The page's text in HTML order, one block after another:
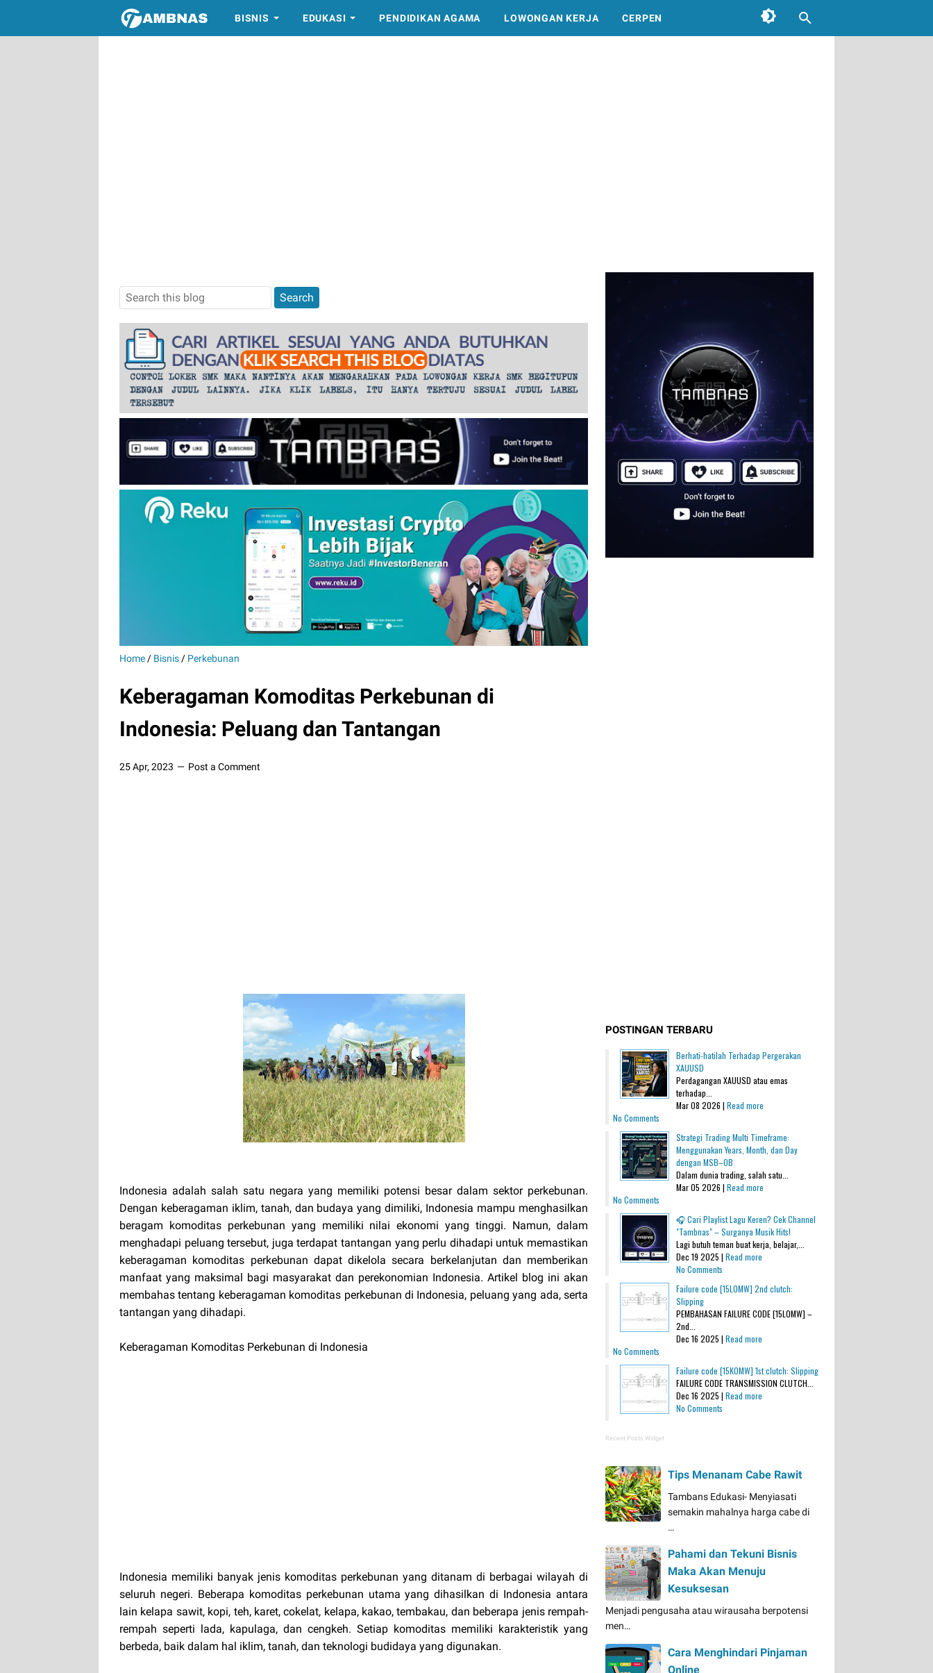
BISNIS EDUKASI PENDIDIKAN AGAMA LOWONGAN KERJA CERPEN
Home / Bisnis / Perkebunan
Keberagaman Komoditas Perkebunan di
Indonesia: Peluang dan Tantangan
25 Apr, 2023 Post a Comment
Indonesia adalah salah satu negara yang memiliki potensi besar dalam sektor perkebunan.
Dengan keberagaman iklim, tanah, dan budaya yang dimiliki, Indonesia mampu menghasilkan
beragam komoditas perkebunan yang memiliki nilai ekonomi yang tinggi. Namun, dalam
menghadapi peluang tersebut, juga terdapat tantangan yang perlu dihadapi untuk memastikan
keberagaman komoditas perkebunan dapat dikelola secara berkelanjutan dan memberikan
manfaat yang maksimal bagi masyarakat dan perekonomian Indonesia. Artikel blog ini akan
membahas tentang keberagaman komoditas perkebunan di Indonesia, peluang yang ada, serta
tantangan yang dihadapi.
Keberagaman Komoditas Perkebunan di Indonesia
Indonesia memiliki banyak jenis komoditas perkebunan yang ditanam di berbagai wilayah di
seluruh negeri. Beberapa komoditas perkebunan utama yang dihasilkan di Indonesia antara
lain kelapa sawit, kopi, teh, karet, cokelat, kelapa, kakao, tembakau, dan beberapa jenis rempah-
rempah seperti lada, kapulaga, dan cengkeh. Setiap komoditas memiliki karakteristik yang
berbeda, baik dalam hal iklim, tanah, dan teknologi budidaya yang digunakan.
POSTINGAN TERBARU
Berhati-hatilah Terhadap Pergerakan
XAUUSD
Perdagangan XAUUSD atau emas
terhadap...
Mar 08 2026 | Read more
No Comments
Strategi Trading Multi Timeframe:
Menggunakan Years, Month, dan Day
dengan MSB–OB
Dalam dunia trading, salah satu...
Mar 05 2026 | Read more
No Comments
🎧 Cari Playlist Lagu Keren? Cek Channel
"Tambnas" – Surganya Musik Hits!
Lagi butuh teman buat kerja, belajar,...
Dec 19 2025 | Read more
No Comments
Failure code [15L0MW] 2nd clutch:
Slipping
PEMBAHASAN FAILURE CODE [15L0MW] –
2nd...
Dec 16 2025 | Read more
No Comments
Failure code [15K0MW] 1st clutch: Slipping
FAILURE CODE TRANSMISSION CLUTCH...
Dec 16 2025 | Read more
No Comments
Recent Posts Widget
Tips Menanam Cabe Rawit
Tambans Edukasi- Menyiasati
semakin mahalnya harga cabe di
…
Pahami dan Tekuni Bisnis
Maka Akan Menuju
Kesuksesan
Menjadi pengusaha atau wirausaha berpotensi
men…
Cara Menghindari Pinjaman
Online